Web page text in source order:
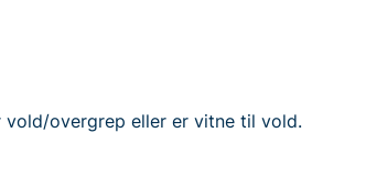
overgrep eller er vitne til vold.